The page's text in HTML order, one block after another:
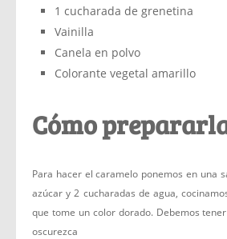
1 cucharada de grenetina
Vainilla
Canela en polvo
Colorante vegetal amarillo
Cómo
Para hacer el caramelo ponemos en una
azúcar y 2 cucharadas de agua,
que tome un color dorado. Debemos
oscurezca